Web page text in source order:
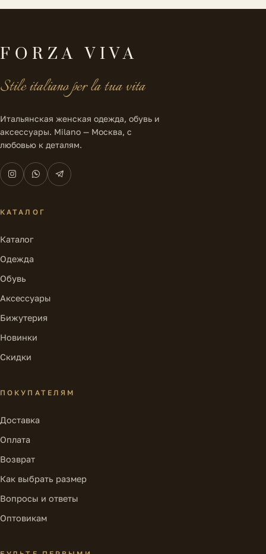
FORZA VIVA
Stile italiano per la tua vita
Итальянская женская одежда, обувь и
аксессуары. Milano — Москва, с
любовью к деталям.
КАТАЛОГ
Каталог
Одежда
Обувь
Аксессуары
Бижутерия
Новинки
Скидки
ПОКУПАТЕЛЯМ
Доставка
Оплата
Возврат
Как выбрать размер
Вопросы и ответы
Оптовикам